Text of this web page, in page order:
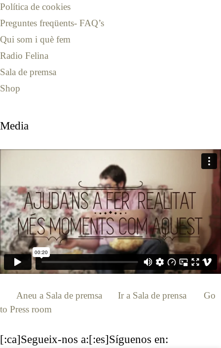
Política de cookies
Preguntes freqüents- FAQ’s
Qui som i què fem
Radio Felina
Sala de premsa
Shop
Media
Aneu a Sala de premsa Ir a Sala de prensa
Go
to Press room
[:ca]Segueix-nos a:[:es]Síguenos en: